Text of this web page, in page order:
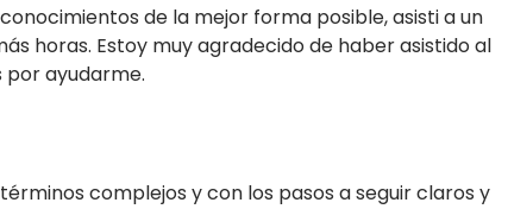
de la mejor forma posible, asisti a un
horas. Estoy muy agradecido de haber asistido al
ayudarme.
complejos y con los pasos a seguir claros y